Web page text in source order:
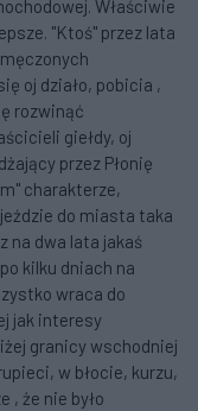
Właściwie
"Ktoś" przez lata
oj działo, pobicia ,
rozwinąć
giełdy, oj
przez Płonię
charakterze,
do miasta taka
na dwa lata jakaś
kilku dniach na
wraca do
jak interesy
granicy wschodniej
w błocie, kurzu,
, że nie było